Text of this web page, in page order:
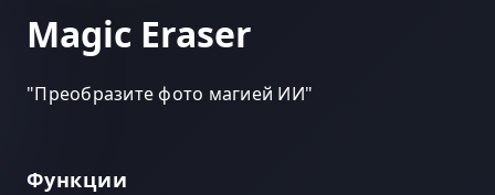
Magic Eraser
"Преобразите фото магией ИИ"
Функции